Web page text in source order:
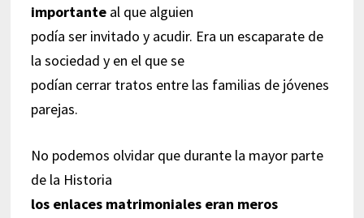
importanteal que alguien
podía ser invitado y acudir. Era un escaparate de
la sociedad y en el que se
podían cerrar tratos entre las familias de jóvenes
parejas.
No podemos olvidar que durante la mayor parte
de la Historia
los enlaces matrimoniales eran meros